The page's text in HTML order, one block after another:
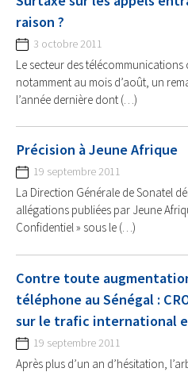
raison ?
3 octobre 2011
Le secteur des
notamment au mois d’août, un
l’année dernière dont (…)
Précision à Jeune Afrique
19 septembre 2011
La Direction Générale de Sonatel
allégations publiées par Jeune
Confidentiel » sous le (…)
Contre toute
téléphone au Sénégal :
sur le trafic international
19 septembre 2011
Après plus d’un an d’hésitation,